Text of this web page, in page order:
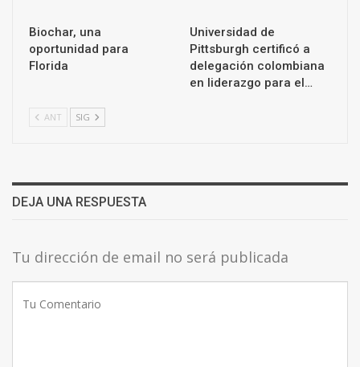
Biochar, una
oportunidad para
Florida
Universidad de
Pittsburgh certificó a
delegación colombiana
en liderazgo para el…
ANT SIG
DEJA UNA RESPUESTA
Tu dirección de email no será publicada